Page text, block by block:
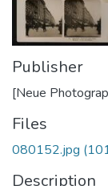
Publisher
[Neue
Files
080152.jpg
Description